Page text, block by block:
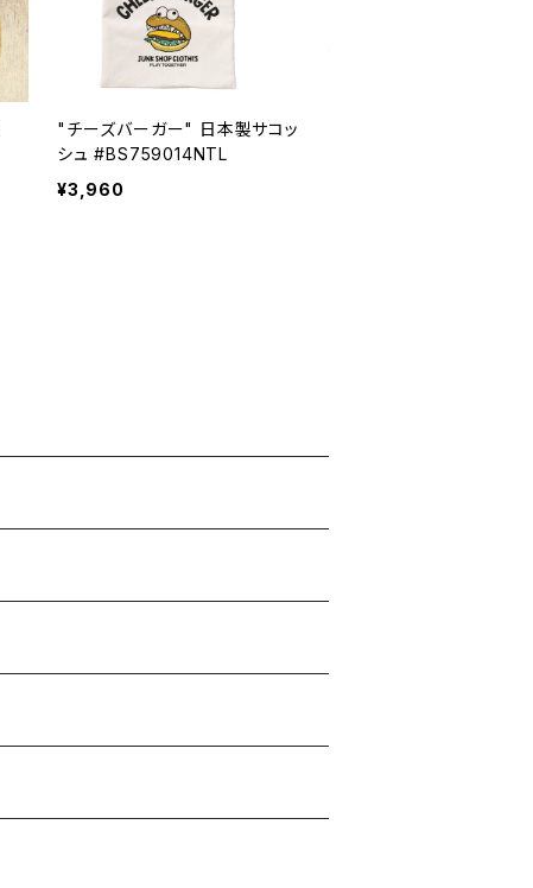
"チーズバーガー" 日本製サコッ
シュ #BS759014NTL
¥3,960